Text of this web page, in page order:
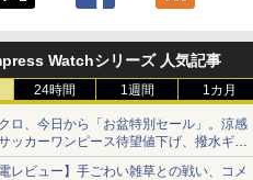
Watchシリーズ 人気記事
24時間 1週間 1カ月
ロ、今日から「お盆特別セール」。涼感
ッカーワンピース待望値下げ、撥水ギア
ツは1990円に
電レビュー】手ごわい雑草との戦い、コメ